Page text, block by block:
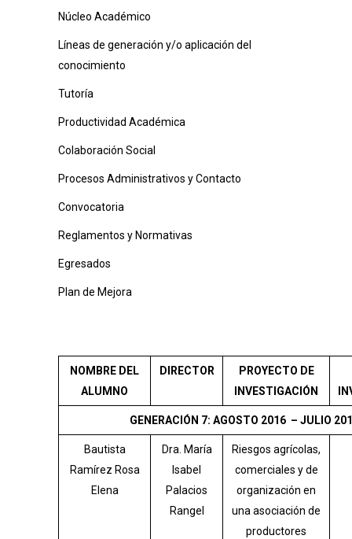
Núcleo Académico
Líneas de generación y/o aplicación del
conocimiento
Tutoría
Productividad Académica
Colaboración Social
Procesos Administrativos y Contacto
Convocatoria
Reglamentos y Normativas
Egresados
Plan de Mejora
NOMBRE DEL
ALUMNO
DIRECTOR
PROYECTO DE
INVESTIGACIÓN
GENERACIÓN 7: AGOSTO 2016 – JULIO
Bautista
Ramírez Rosa
Elena
Dra. María
Isabel
Palacios
Rangel
Riesgos agrícolas,
comerciales y de
organización en
una asociación de
productores